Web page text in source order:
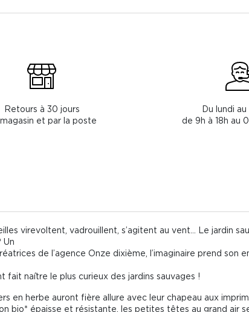
Retours à 30 jours
et par la poste
Du lundi
de 9h à 18h au
virevoltent, vadrouillent, s’agitent au vent… Le jardin
Un
de l’agence Onze dixième, l’imaginaire prend son
naître le plus curieux des jardins sauvages !
en herbe auront fière allure avec leur chapeau aux
bio* épaisse et résistante, les petites têtes au grand air